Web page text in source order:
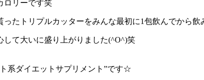
ロリーです笑
たトリプルカッターをみんな最初に1包飲んでから
て大いに盛り上がりました(^O^)笑
系ダイエットサプリメント”です☆